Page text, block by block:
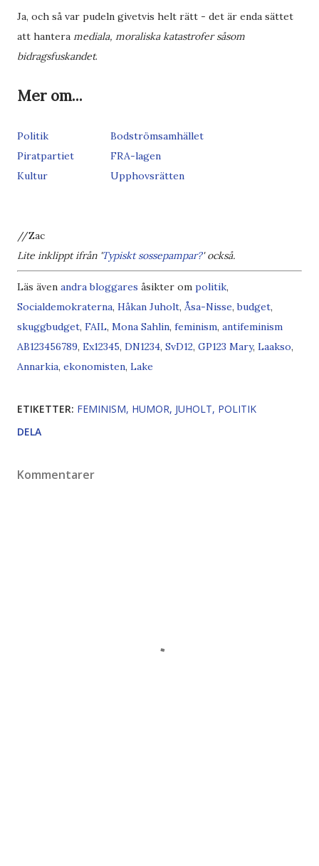
Ja, och så var pudeln givetvis helt rätt - det är enda sättet
att hantera mediala, moraliska katastrofer såsom
bidragsfuskandet.
Mer om...
Politik
Bodströmsamhället
Piratpartiet
FRA-lagen
Kultur
Upphovsrätten
//Zac
Lite inklippt ifrån 'Typiskt sossepampar?' också.
Läs även andra bloggares åsikter om politik,
Socialdemokraterna, Håkan Juholt, Åsa-Nisse,budget,
skuggbudget, FAIL, Mona Sahlin, feminism, antifeminism
AB123456789, Ex12345, DN1234, SvD12, GP123 Mary, Laakso,
Annarkia, ekonomisten, Lake
ETIKETTER: FEMINISM HUMOR JUHOLT POLITIK
DELA
Kommentarer